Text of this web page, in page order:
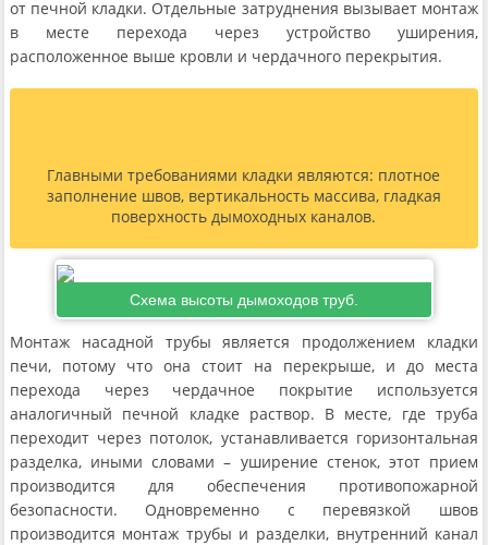
от печной кладки. Отдельные затруднения вызывает монтаж
в месте перехода через устройство уширения,
расположенное выше кровли и чердачного перекрытия.
Главными требованиями кладки являются: плотное
заполнение швов, вертикальность массива, гладкая
поверхность дымоходных каналов.
Схема высоты дымоходов труб.
Монтаж насадной трубы является продолжением кладки
печи, потому что она стоит на перекрыше, и до места
перехода через чердачное покрытие используется
аналогичный печной кладке раствор. В месте, где труба
переходит через потолок, устанавливается горизонтальная
разделка, иными словами – уширение стенок, этот прием
производится для обеспечения противопожарной
безопасности. Одновременно с перевязкой швов
производится монтаж трубы и разделки, внутренний канал